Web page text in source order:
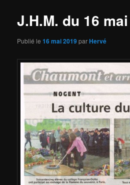
J.H.M. du 16
Publié le16 mai 2019parHervé